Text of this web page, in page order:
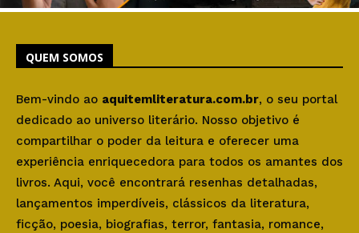
QUEM SOMOS
Bem-vindo ao aquitemliteratura.com.br, o seu portal
dedicado ao universo literário. Nosso objetivo é
compartilhar o poder da leitura e oferecer uma
experiência enriquecedora para todos os amantes dos
livros. Aqui, você encontrará resenhas detalhadas,
lançamentos imperdíveis, clássicos da literatura,
ficção, poesia, biografias, terror, fantasia, romance,